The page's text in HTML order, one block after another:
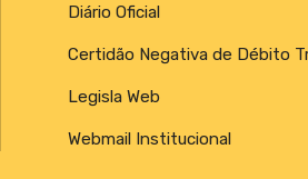
Diário Oficial
Certidão Negativa de Débito
Legisla Web
Webmail Institucional